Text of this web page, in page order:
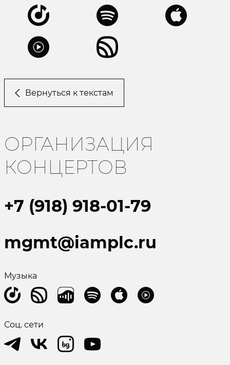
Вернуться к текстам
ОРГАНИЗАЦИЯ
КОНЦЕРТОВ
+7 (918) 918-01-79
mgmt@iamplc.ru
Музыка
Соц. сети